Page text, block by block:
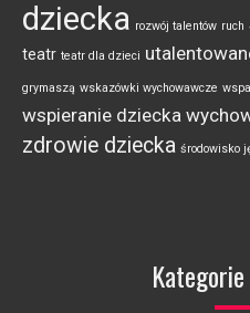
dziecka rozwój talentów ruch
teatr teatr dla dzieci
grymaszą wskazówki wychowawcze
wspieranie dziecka
zdrowie dziecka środowisko